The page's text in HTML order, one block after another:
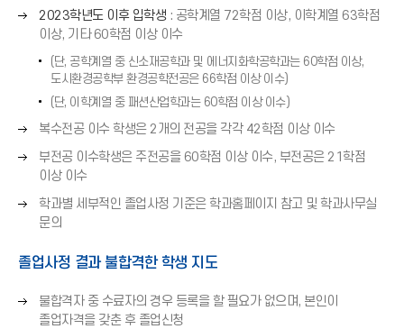
표
(
)
살
표
오
른
(
→
)
2023학년도 이후 입학생: 공학계열 72학점 이상, 이학계열 63학점
이상, 기타 60학점 이상 이수
(단, 공학계열 중 신소재공학과 및 에너지화학공학과는 60학점 이상,
도시환경공학부 환경공학전공은 66학점 이상 이수)
(단, 이학계열 중 패션산업학과는 60학점 이상 이수)
오
른
쪽
화
살
표
→
복수전공 이수 학생은 2개의 전공을 각각 42학점 이상 이수
오
른
쪽
화
살
(
)
부전공 이수학생은 주전공을 60학점 이상 이수, 부전공은 21학점
이상 이수
오
른
화
표
(
학과별 세부적인 졸업사정 기준은 학과홈페이지 참고 및 학과사무실
문의
졸업사정 결과 불합격한 학생 지도
오
른
불합격자 중 수료자의 경우 등록을 할 필요가 없으며, 본인이
졸업자격을 갖춘 후 졸업신청